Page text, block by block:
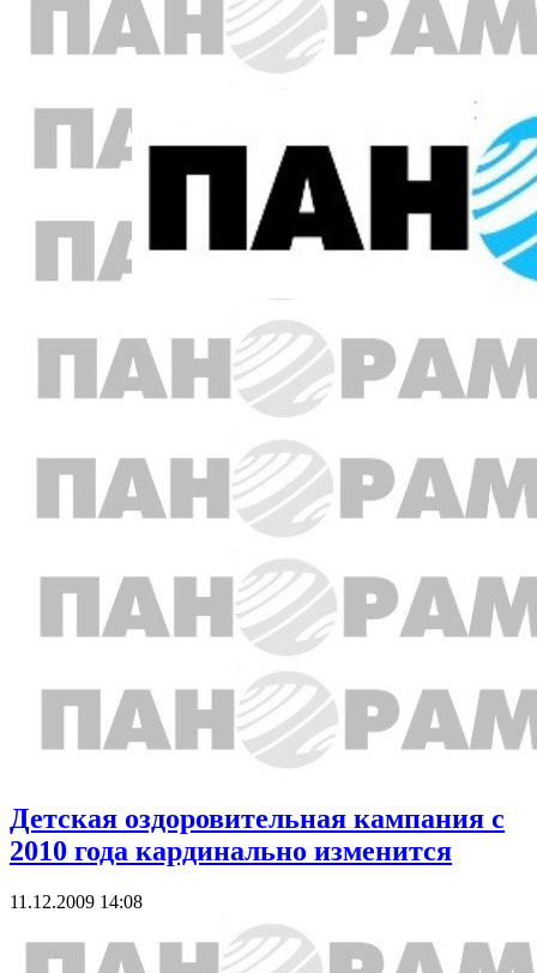
Детская оздоровительная кампания с
2010 года кардинально изменится
11.12.2009 14:08